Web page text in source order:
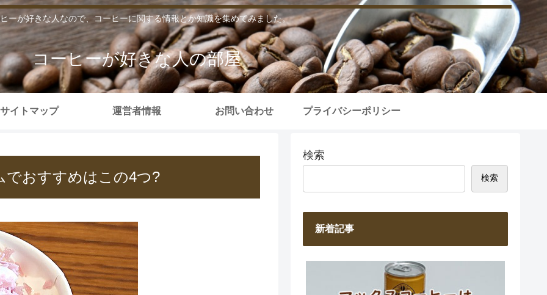
ーが好きな人なので、コーヒーに関する情報とか知識を集めてみました。
コーヒーが好きな人の部屋
サイトマップ 運営者情報 お問い合わせ プライバシーポリシー
でおすすめはこの4つ?
検索
検索
新着記事